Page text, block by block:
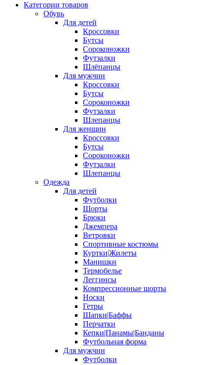
Категории товаров
Обувь
Для детей
Кроссовки
Бутсы
Сороконожки
Футзалки
Шлёпанцы
Для мужчин
Кроссовки
Бутсы
Сороконожки
Футзалки
Шлепанцы
Для женщин
Кроссовки
Бутсы
Сороконожки
Футзалки
Шлепанцы
Одежда
Для детей
Футболки
Шорты
Брюки
Джемпера
Ветровки
Спортивные костюмы
Куртки|Жилеты
Манишки
Термобелье
Леггинсы
Компрессионные шорты
Носки
Гетры
Шапки|Баффы
Перчатки
Кепки|Панамы|Банданы
Футбольная форма
Для мужчин
Футболки